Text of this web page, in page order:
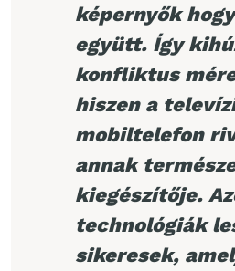
képernyők
együtt. Így
konfliktus
hiszen a
mobiltelefon
annak
kiegészítője.
technológiák
sikeresek,